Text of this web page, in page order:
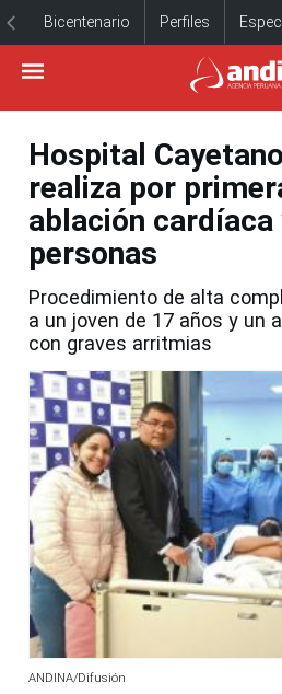
Bicentenario Perfiles
Hospital
realiza por
ablación cardíaca
personas
Procedimiento de alta
a un joven de 17 años y un
con graves arritmias
ANDINA/Difusión